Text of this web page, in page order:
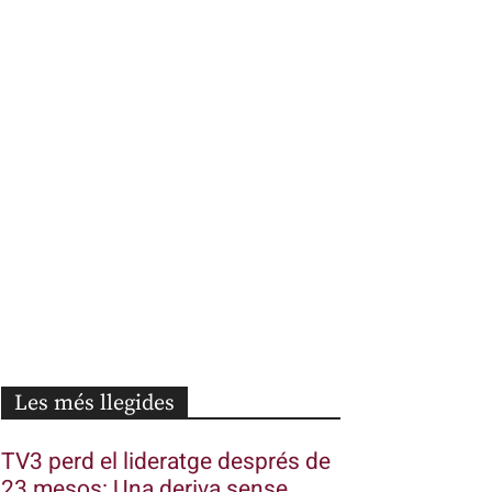
Les més llegides
TV3 perd el lideratge després de